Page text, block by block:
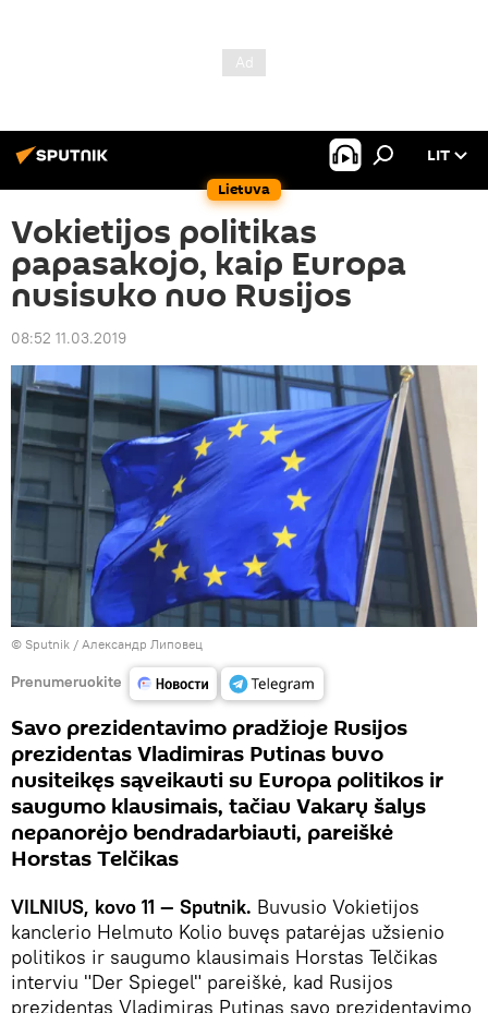
Lietuva
LIT
Vokietijos politikas
papasakojo, kaip Europa
nusisuko nuo Rusijos
08:52 11.03.2019
© Sputnik / Александр Липовец
Prenumeruokite
Savo prezidentavimo pradžioje Rusijos
prezidentas Vladimiras Putinas buvo
nusiteikęs sąveikauti su Europa politikos ir
saugumo klausimais, tačiau Vakarų šalys
nepanorėjo bendradarbiauti, pareiškė
Horstas Telčikas
VILNIUS, kovo 11 — Sputnik. Buvusio Vokietijos
kanclerio Helmuto Kolio buvęs patarėjas užsienio
politikos ir saugumo klausimais Horstas Telčikas
interviu "Der Spiegel" pareiškė, kad Rusijos
prezidentas Vladimiras Putinas savo prezidentavimo